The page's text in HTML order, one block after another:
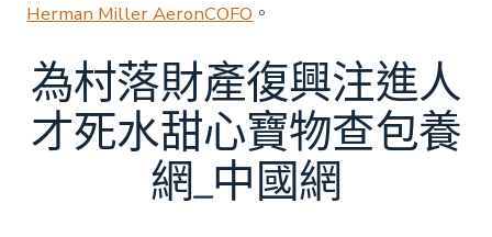
Herman Miller AeronCOFO 。
為村落財產復興注進人
才死水甜心寶物查包養
網_中國網